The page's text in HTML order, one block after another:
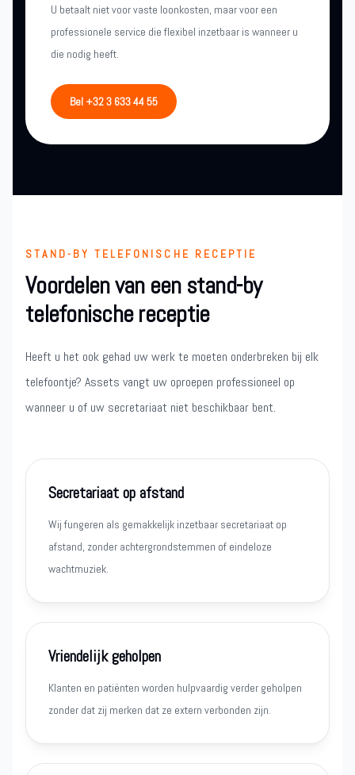
U betaalt niet voor vaste loonkosten, maar voor een
professionele service die flexibel inzetbaar is wanneer u
die nodig heeft.
Bel +32 3 633 44 55
STAND-BY TELEFONISCHE RECEPTIE
Voordelen van een stand-by
telefonische receptie
Heeft u het ook gehad uw werk te moeten onderbreken bij elk
telefoontje? Assets vangt uw oproepen professioneel op
wanneer u of uw secretariaat niet beschikbaar bent.
Secretariaat op afstand
Wij fungeren als gemakkelijk inzetbaar secretariaat op
afstand, zonder achtergrondstemmen of eindeloze
wachtmuziek.
Vriendelijk geholpen
Klanten en patiënten worden hulpvaardig verder geholpen
zonder dat zij merken dat ze extern verbonden zijn.